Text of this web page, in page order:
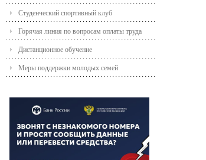
Студенческий спортивный клуб
Горячая линия по вопросам оплаты труда
Дистанционное обучение
Меры поддержки молодых семей